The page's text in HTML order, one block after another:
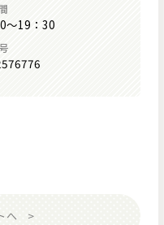
～19：30
へ